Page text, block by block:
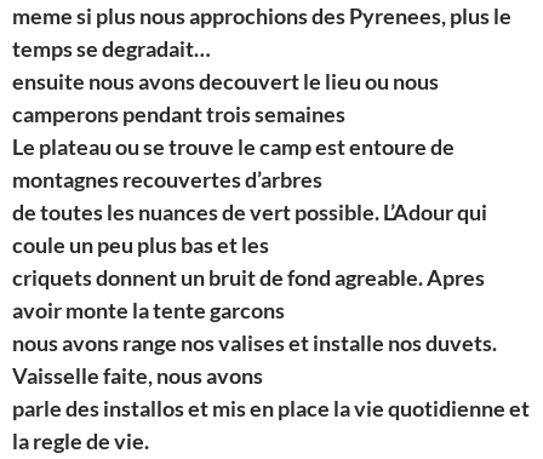
meme si plus nous approchions des Pyrenees, plus le
temps se degradait…
ensuite nous avons decouvert le lieu ou nous
camperons pendant trois semaines
Le plateau ou se trouve le camp est entoure de
montagnes recouvertes d’arbres
de toutes les nuances de vert possible. L’Adour qui
coule un peu plus bas et les
criquets donnent un bruit de fond agreable. Apres
avoir monte la tente garcons
nous avons range nos valises et installe nos duvets.
Vaisselle faite, nous avons
parle des installos et mis en place la vie quotidienne et
la regle de vie.